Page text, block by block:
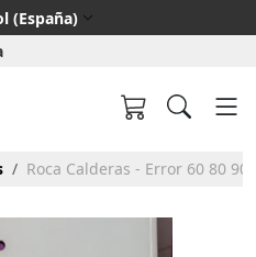
(España)
Roca Calderas - Error 60 80 90